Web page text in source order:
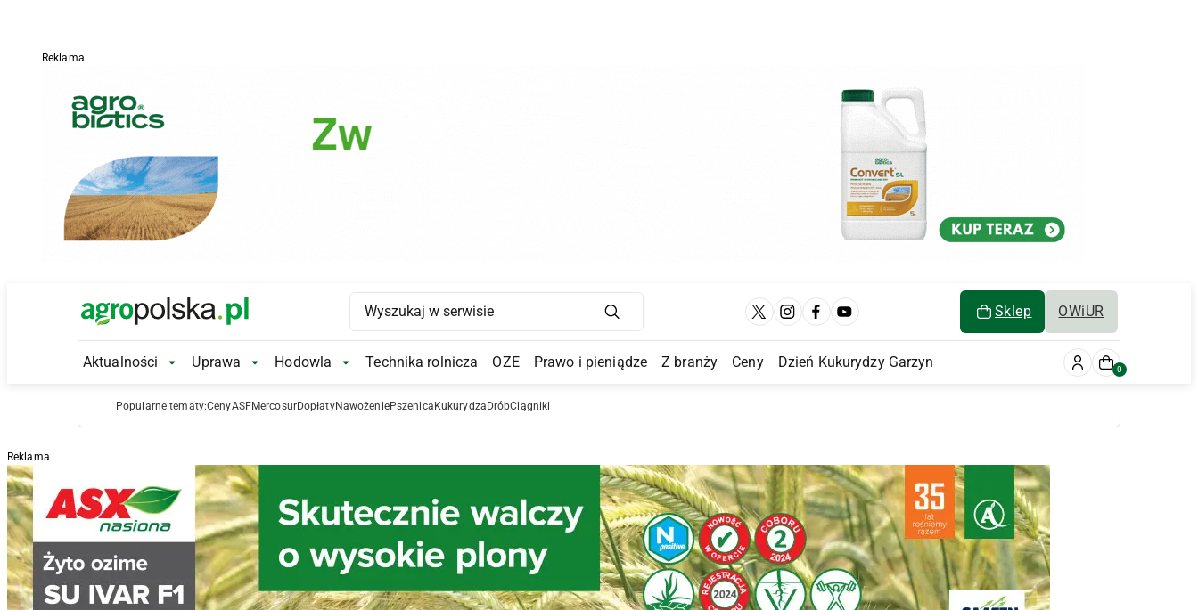
Reklama
Main Logo Sklep OWiUR
Main Navigation
Aktualności Aktualności Submenu
Uprawa Uprawa Submenu
Hodowla Hodowla Submenu
Technika rolnicza OZE Prawo i pieniądze Z branży Ceny Dzień Kukurydzy Garzyn 0
Popularne tematy:CenyASFMercosurDopłatyNawożeniePszenica Kukurydza DróbCiągniki
Reklama